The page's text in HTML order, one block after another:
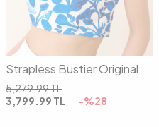
Strapless Bustier Original
5,279.99TL
3,799.99 TL -%28